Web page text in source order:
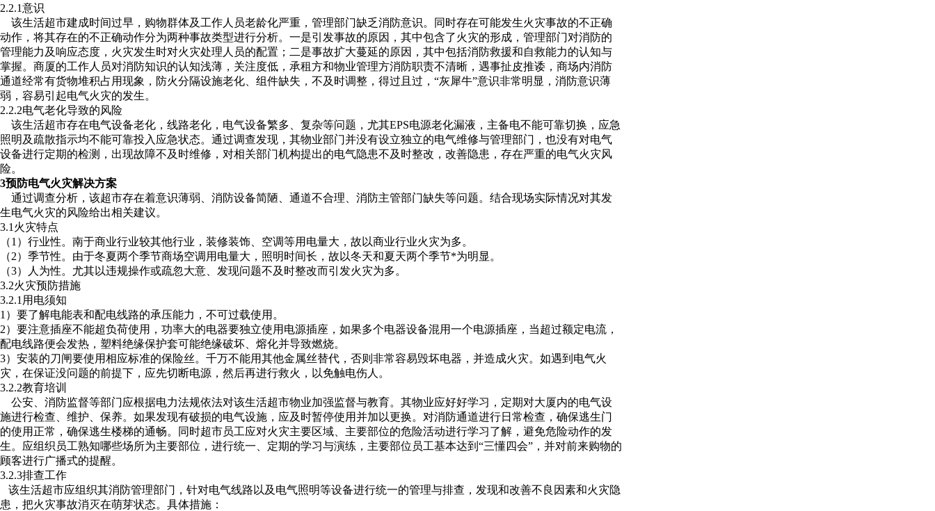
2.2.1意识
该生活超市建成时间过早，购物群体及工作人员老龄化严重，管理部门缺乏消防意识。同时存在可能发生火灾事故的不正确
动作，将其存在的不正确动作分为两种事故类型进行分析。一是引发事故的原因，其中包含了火灾的形成，管理部门对消防的
管理能力及响应态度，火灾发生时对火灾处理人员的配置；二是事故扩大蔓延的原因，其中包括消防救援和自救能力的认知与
掌握。商厦的工作人员对消防知识的认知浅薄，关注度低，承租方和物业管理方消防职责不清晰，遇事扯皮推诿，商场内消防
通道经常有货物堆积占用现象，防火分隔设施老化、组件缺失，不及时调整，得过且过，“灰犀牛”意识非常明显，消防意识薄
弱，容易引起电气火灾的发生。
2.2.2电气老化导致的风险
该生活超市存在电气设备老化，线路老化，电气设备繁多、复杂等问题，尤其EPS电源老化漏液，主备电不能可靠切换，应急
照明及疏散指示均不能可靠投入应急状态。通过调查发现，其物业部门并没有设立独立的电气维修与管理部门，也没有对电气
设备进行定期的检测，出现故障不及时维修，对相关部门机构提出的电气隐患不及时整改，改善隐患，存在严重的电气火灾风
险。
3预防电气火灾解决方案
通过调查分析，该超市存在着意识薄弱、消防设备简陋、通道不合理、消防主管部门缺失等问题。结合现场实际情况对其发
生电气火灾的风险给出相关建议。
3.1火灾特点
（1）行业性。南于商业行业较其他行业，装修装饰、空调等用电量大，故以商业行业火灾为多。
（2）季节性。由于冬夏两个季节商场空调用电量大，照明时间长，故以冬天和夏天两个季节*为明显。
（3）人为性。尤其以违规操作或疏忽大意、发现问题不及时整改而引发火灾为多。
3.2火灾预防措施
3.2.1用电须知
1）要了解电能表和配电线路的承压能力，不可过载使用。
2）要注意插座不能超负荷使用，功率大的电器要独立使用电源插座，如果多个电器设备混用一个电源插座，当超过额定电流，
配电线路便会发热，塑料绝缘保护套可能绝缘破坏、熔化并导致燃烧。
3）安装的刀闸要使用相应标准的保险丝。千万不能用其他金属丝替代，否则非常容易毁坏电器，并造成火灾。如遇到电气火
灾，在保证没问题的前提下，应先切断电源，然后再进行救火，以免触电伤人。
3.2.2教育培训
公安、消防监督等部门应根据电力法规依法对该生活超市物业加强监督与教育。其物业应好好学习，定期对大厦内的电气设
施进行检查、维护、保养。如果发现有破损的电气设施，应及时暂停使用并加以更换。对消防通道进行日常检查，确保逃生门
的使用正常，确保逃生楼梯的通畅。同时超市员工应对火灾主要区域、主要部位的危险活动进行学习了解，避免危险动作的发
生。应组织员工熟知哪些场所为主要部位，进行统一、定期的学习与演练，主要部位员工基本达到“三懂四会”，并对前来购物的
顾客进行广播式的提醒。
3.2.3排查工作
该生活超市应组织其消防管理部门，针对电气线路以及电气照明等设备进行统一的管理与排查，发现和改善不良因素和火灾隐
患，把火灾事故消灭在萌芽状态。具体措施：